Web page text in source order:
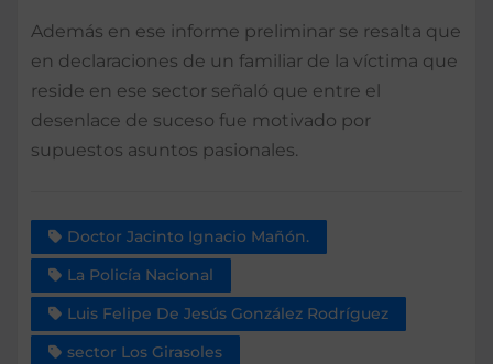
Además en ese informe preliminar se resalta que
en declaraciones de un familiar de la víctima que
reside en ese sector señaló que entre el
desenlace de suceso fue motivado por
supuestos asuntos pasionales.
Doctor Jacinto Ignacio Mañón.
La Policía Nacional
Luis Felipe De Jesús González Rodríguez
sector Los Girasoles